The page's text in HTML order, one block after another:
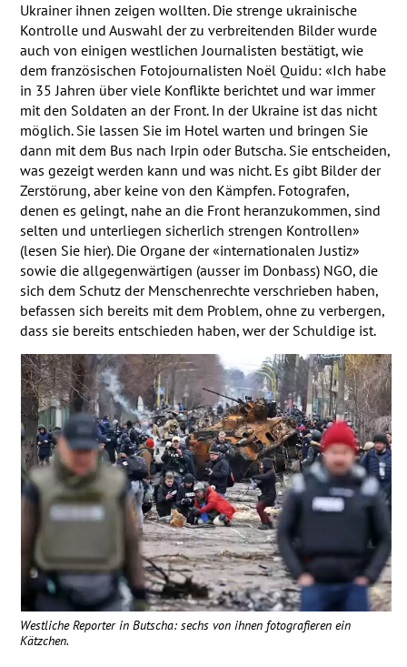
Ukrainer ihnen zeigen wollten. Die strenge ukrainische
Kontrolle und Auswahl der zu verbreitenden Bilder wurde
auch von einigen westlichen Journalisten bestätigt, wie
dem französischen Fotojournalisten Noël Quidu: «Ich habe
in 35 Jahren über viele Konflikte berichtet und war immer
mit den Soldaten an der Front. In der Ukraine ist das nicht
möglich. Sie lassen Sie im Hotel warten und bringen Sie
dann mit dem Bus nach Irpin oder Butscha. Sie entscheiden,
was gezeigt werden kann und was nicht. Es gibt Bilder der
Zerstörung, aber keine von den Kämpfen. Fotografen,
denen es gelingt, nahe an die Front heranzukommen, sind
selten und unterliegen sicherlich strengen Kontrollen»
(lesen Sie hier). Die Organe der «internationalen Justiz»
sowie die allgegenwärtigen (ausser im Donbass) NGO, die
sich dem Schutz der Menschenrechte verschrieben haben,
befassen sich bereits mit dem Problem, ohne zu verbergen,
dass sie bereits entschieden haben, wer der Schuldige ist.
Westliche Reporter in Butscha: sechs von ihnen fotografieren ein
Kätzchen.